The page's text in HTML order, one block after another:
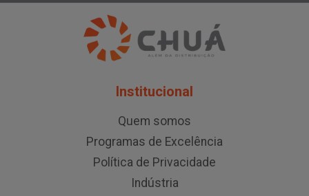
Institucional
Quem somos
Programas de Excelência
Política de Privacidade
Indústria